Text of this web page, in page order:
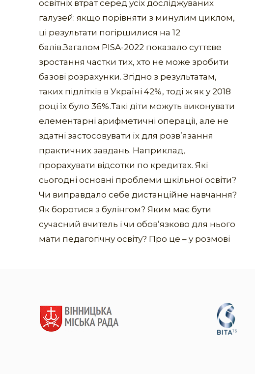
освітніх втрат серед усіх досліджуваних
галузей: якщо порівняти з минулим циклом,
ці результати погіршилися на 12
балів.Загалом PISA-2022 показало суттєве
зростання частки тих, хто не може зробити
базові розрахунки. Згідно з результатам,
таких підлітків в Україні 42%, тоді ж як у 2018
році їх було 36%.Такі діти можуть виконувати
елементарні арифметичні операції, але не
здатні застосовувати їх для розв’язання
практичних завдань. Наприклад,
прорахувати відсотки по кредитах. Які
сьогодні основні проблеми шкільної освіти?
Чи виправдало себе дистанційне навчання?
Як боротися з булінгом? Яким має бути
сучасний вчитель і чи обов’язково для нього
мати педагогічну освіту? Про це – у розмові